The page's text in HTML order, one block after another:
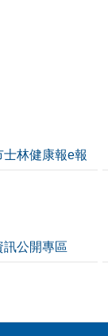
士林健康報e報
訊公開專區